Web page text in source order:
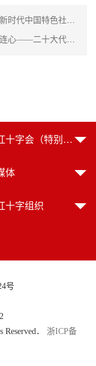
中国共产党第二十次全国代表大会胜利闭幕
表讨论二十大报告综述
各省红十字会（特别行政区红十字会）
体
十字组织
号
． 浙ICP备